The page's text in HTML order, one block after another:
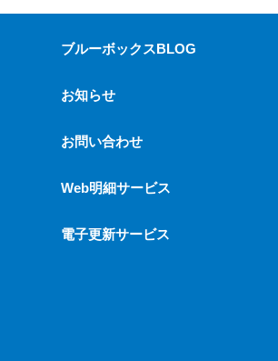
ブルーボックスBLOG
お知らせ
お問い合わせ
Web明細サービス
電子更新サービス